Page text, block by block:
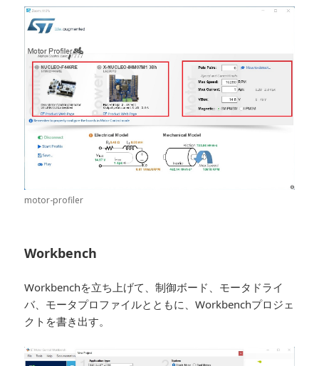
motor-profiler
Workbench
Workbenchを立ち上げて、制御ボード、モータドライ
バ、モータプロファイルとともに、Workbenchプロジェ
クトを書き出す。